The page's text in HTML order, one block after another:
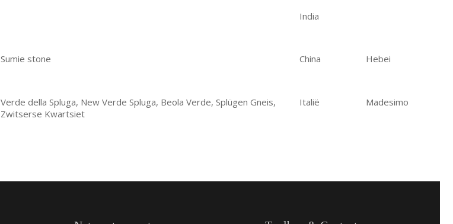
India
Sumie stone China Hebei
Verde della Spluga, New Verde Spluga, Beola Verde, Splügen Gneis,
Zwitserse Kwartsiet
Italië Madesimo